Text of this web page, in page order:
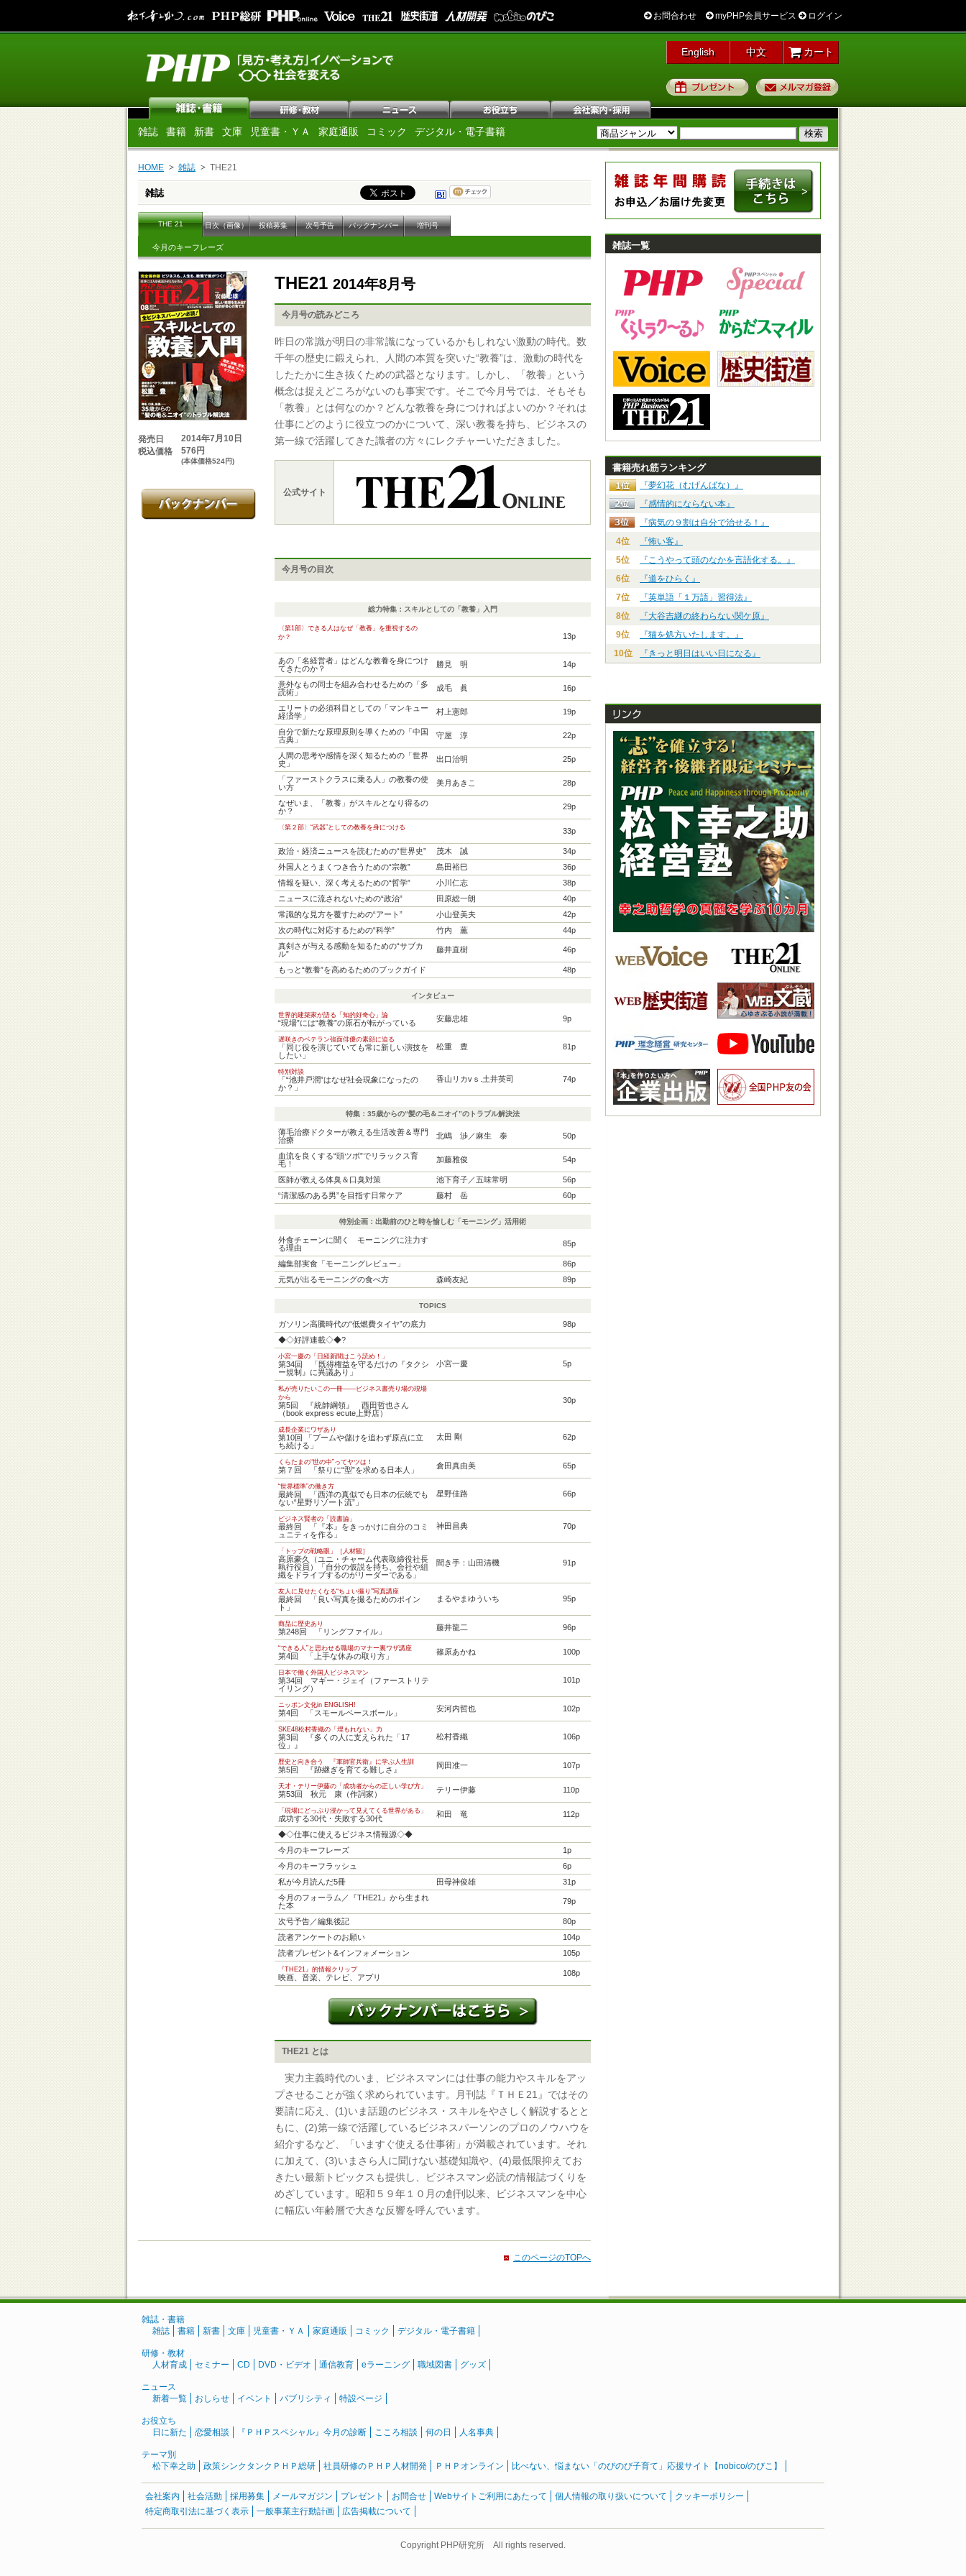
お問合わせ myPHP会員サービス ログイン
English 中文 カート
プレゼント
雑誌 書籍 新書 文庫 児童書・ＹＡ 家庭通販 コミック デジタル・電子書籍
HOME 雑誌 THE21
雑誌
THE 21 目次（画像） 投稿募集 次号予告 バックナンバー 増刊号
今月のキーフレーズ
発売日
2014年7月10日
税込価格
576円
(本体価格524円)
THE21 2014年8月号
今月号の読みどころ
昨日の常識が明日の非常識になっているかもしれない激動の時代。数
千年の歴史に鍛えられ、人間の本質を突いた“教養”は、激動の時代を
したたかに生き抜くための武器となります。しかし、「教養」という
概念は捉えどころがないのも事実です。そこで今月号では、そもそも
「教養」とは何なのか？どんな教養を身につければよいのか？それは
仕事にどのように役立つのかについて、深い教養を持ち、ビジネスの
第一線で活躍してきた識者の方々にレクチャーいただきました。
公式サイト
今月号の目次
総力特集：スキルとしての「教養」入門
〈第1部〉できる人はなぜ「教養」を重視するの
か？
13p
あの「名経営者」はどんな教養を身につけ
てきたのか？
勝見 明 14p
意外なもの同士を組み合わせるための「多
読術」
成毛 眞 16p
エリートの必須科目としての「マンキュー
経済学」
村上憲郎 19p
自分で新たな原理原則を導くための「中国
古典」
守屋 淳 22p
人間の思考や感情を深く知るための「世界
史」
出口治明 25p
「ファーストクラスに乗る人」の教養の使
い方
美月あきこ 28p
なぜいま、「教養」がスキルとなり得るの
か？
29p
〈第２部〉“武器”としての教養を身につける 33p
政治・経済ニュースを読むための“世界史” 茂木 誠
34p
外国人とうまくつき合うための“宗教”
島田裕巳
36p
情報を疑い、深く考えるための“哲学”
小川仁志
38p
ニュースに流されないための“政治”
田原総一朗
40p
常識的な見方を覆すための“アート”
小山登美夫
42p
次の時代に対応するための“科学”
竹内 薫
44p
真剣さが与える感動を知るための“サブカ
ル”
藤井直樹 46p
もっと“教養”を高めるためのブックガイド 48p
インタビュー
世界的建築家が語る「知的好奇心」論
“現場”には“教養”の原石が転がっている 安藤忠雄 9p
遅咲きのベテラン強面俳優の素顔に迫る
「同じ役を演じていても常に新しい演技を
したい」
松重 豊 81p
特別対談
「“池井戸潤”はなぜ社会現象になったの
か？」
香山リカvｓ.土井英司 74p
特集：35歳からの“髪の毛＆ニオイ”のトラブル解決法
薄毛治療ドクターが教える生活改善＆専門
治療
北嶋 渉／麻生 泰 50p
血流を良くする“頭ツボ”でリラックス育
毛！
加藤雅俊 54p
医師が教える体臭＆口臭対策 池下育子／五味常明
56p
“清潔感のある男”を目指す日常ケア
藤村 岳 60p
特別企画：出勤前のひと時を愉しむ「モーニング」活用術
外食チェーンに聞く モーニングに注力す
る理由
85p
編集部実食「モーニングレビュー」
86p
元気が出るモーニングの食べ方
森崎友紀 89p
TOPICS
ガソリン高騰時代の“低燃費タイヤ”の底力
98p
◆◇好評連載◇◆?
小宮一慶の「日経新聞はこう読め！」
第34回 「既得権益を守るだけの『タクシ
ー規制』に異議あり」
小宮一慶 5p
私が売りたいこの一冊――ビジネス書売り場の現場
から
第5回 『統帥綱領』 西田哲也さん
（book express ecute上野店）
30p
成長企業にワザあり
第10回 「ブームや儲けを追わず原点に立
ち続ける」
太田 剛 62p
くらたまの“世の中”ってヤツは！
第７回 「祭りに“型”を求める日本人」 倉田真由美 65p
“世界標準”の働き方
最終回 「西洋の真似でも日本の伝統でも
ない“星野リゾート流”」
星野佳路 66p
ビジネス賢者の「読書論」
最終回 「『本』をきっかけに自分のコミ
ュニティを作る」
神田昌典 70p
「トップの戦略眼」［人材観］
高原豪久（ユニ・チャーム代表取締役社長
執行役員）「自分の仮説を持ち、会社や組
織をドライブするのがリーダーである」
聞き手：山田清機 91p
友人に見せたくなる“ちょい撮り”写真講座
最終回 「良い写真を撮るためのポイン
ト」
まるやまゆういち 95p
商品に歴史あり
第248回 「リングファイル」 藤井龍二 96p
“できる人”と思わせる職場のマナー裏ワザ講座
第4回 「上手な休みの取り方」 篠原あかね 100p
日本で働く外国人ビジネスマン
第34回 マギー・ジェイ（ファーストリテ
イリング）
101p
ニッポン文化in ENGLISH!
第4回 「スモールベースボール」 安河内哲也 102p
SKE48松村香織の「埋もれない」力
第3回 『多くの人に支えられた「17
位」』
松村香織 106p
歴史と向き合う 『軍師官兵衛』に学ぶ人生訓
第5回 『跡継ぎを育てる難しさ』 岡田准一 107p
天才・テリー伊藤の「成功者からの正しい学び方」
第53回 秋元 康（作詞家） テリー伊藤 110p
「現場にどっぷり浸かって見えてくる世界がある」
成功する30代・失敗する30代 和田 竜 112p
◆◇仕事に使えるビジネス情報源◇◆
今月のキーフレーズ
1p
今月のキーフラッシュ
6p
私が今月読んだ5冊
田母神俊雄
31p
今月のフォーラム／『THE21』から生まれ
た本
79p
次号予告／編集後記
80p
読者アンケートのお願い
104p
読者プレゼント&インフォメーション
105p
『THE21』的情報クリップ
映画、音楽、テレビ、アプリ 108p
THE21 とは
実力主義時代のいま、ビジネスマンには仕事の能力やスキルをアッ
プさせることが強く求められています。月刊誌『ＴＨＥ21』ではその
要請に応え、(1)いま話題のビジネス・スキルをやさしく解説するとと
もに、(2)第一線で活躍しているビジネスパーソンのプロのノウハウを
紹介するなど、「いますぐ使える仕事術」が満載されています。それ
に加えて、(3)いまさら人に聞けない基礎知識や、(4)最低限抑えてお
きたい最新トピックスも提供し、ビジネスマン必読の情報誌づくりを
めざしています。昭和５９年１０月の創刊以来、ビジネスマンを中心
に幅広い年齢層で大きな反響を呼んでいます。
このページのTOPへ
雑誌一覧
書籍売れ筋ランキング
『夢幻花（むげんばな）』
『感情的にならない本』
『病気の９割は自分で治せる！』
4位
『怖い客』
5位
『こうやって頭のなかを言語化する。』
6位
『道をひらく』
7位
『英単語「１万語」習得法』
8位
『大谷吉継の終わらない関ケ原』
9位
『猫を処方いたします。』
10位
『きっと明日はいい日になる』
雑誌・書籍
雑誌
書籍 新書 文庫 児童書・ＹＡ 家庭通販 コミック デジタル・電子書籍
研修・教材
人材育成
セミナー CD DVD・ビデオ 通信教育 eラーニング 職域図書 グッズ
ニュース
新着一覧
おしらせ イベント パブリシティ 特設ページ
お役立ち
日に新た
恋愛相談 『ＰＨＰスペシャル』今月の診断 こころ相談 何の日 人名事典
テーマ別
松下幸之助
政策シンクタンクＰＨＰ総研 社員研修のＰＨＰ人材開発 ＰＨＰオンライン 比べない、悩まない「のびのび子育て」応援サイト【nobico/のびこ】
会社案内 社会活動 採用募集 メールマガジン プレゼント お問合せ Webサイトご利用にあたって 個人情報の取り扱いについて
クッキーポリシー
特定商取引法に基づく表示
一般事業主行動計画 広告掲載について
Copyright PHP研究所 All rights reserved.